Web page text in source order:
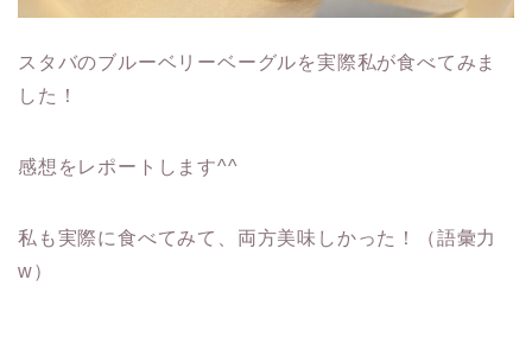
スタバのブルーベリーベーグルを実際私が食べてみま
した！
感想をレポートします^^
私も実際に食べてみて、両方美味しかった！（語彙力
w）